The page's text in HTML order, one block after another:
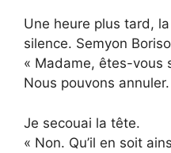
Une heure plus tard,
silence. Semyon
« Madame, êtes-vous
Nous pouvons annuler.
Je secouai la tête.
« Non. Qu’il en soit